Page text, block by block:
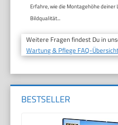
Erfahre, wie die Montagehöhe deiner
Bildqualität...
Weitere Fragen findest Du in
Wartung & Pflege FAQ-
BESTSELLER